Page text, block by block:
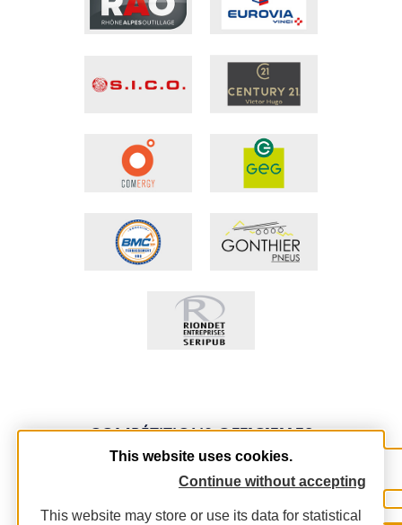
COMPÉTITIONSOFFICIELLES
This website uses cookies.
Continue without accepting
This website may store or use its data for statistical